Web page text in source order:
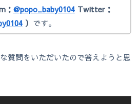
： @popo_baby0104Twitter：
） です。
質問をいただいたので答えようと思